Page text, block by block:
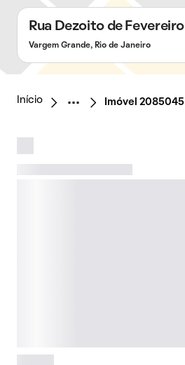
Rua Dezoito de Fevereiro
Vargem Grande, Rio de Janeiro
Início Imóvel 2085045